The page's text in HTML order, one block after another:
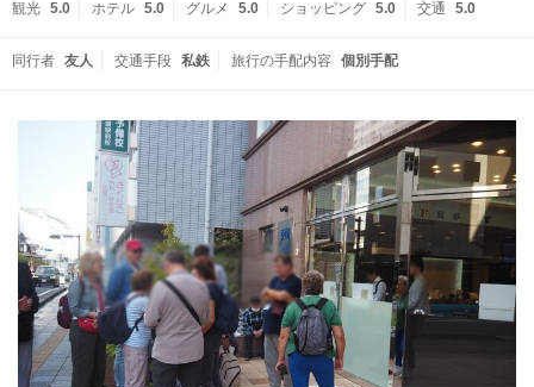
観光 5.0 ホテル 5.0 グルメ 5.0 ショッピング 5.0 交通 5.0
同行者 友人 交通手段 私鉄 旅行の手配内容 個別手配